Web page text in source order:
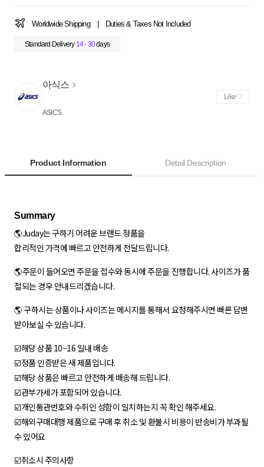
Worldwide Shipping Duties & Taxes Not Included
Standard Delivery 14 - 30days
아식스
ASICS
Like
Product Information Detail Description
Summary
🌎Juday는 구하기 어려운 브랜드 정품을
합리적인 가격에 빠르고 안전하게 전달드립니다.
🌎주문이 들어오면 주문을 접수와 동시에 주문을 진행합니다. 사이즈가 품
절되는 경우 안내드리겠습니다.
🌎 구하시는 상품이나 사이즈는 메시지를 통해서 요청해주시면 빠른 답변
받아보실 수 있습니다.
☑️해당 상품 10~16 일내 배송
☑️정품 인증받은 새 제품입니다.
☑️해당 상품은 빠르고 안전하게 배송해 드립니다.
☑️관부가세가 포함되어 있습니다.
☑️개인통관번호와 수취인 성함이 일치하는지 꼭 확인 해주세요.
☑️해외구매대행 제품으로 구매 후 취소 및 환불시 비용이 반송비가 부과될
수 있어요
☑️취소시 주의사항